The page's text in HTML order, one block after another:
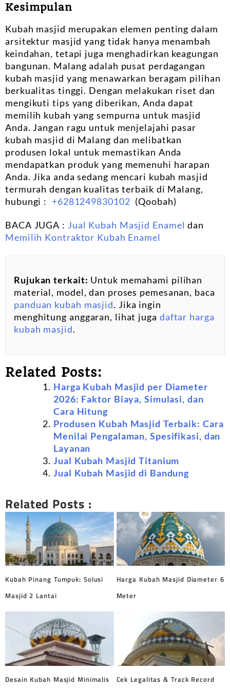
Kesimpulan
Kubah masjid merupakan elemen penting dalam
arsitektur masjid yang tidak hanya menambah
keindahan, tetapi juga menghadirkan keagungan
bangunan. Malang adalah pusat perdagangan
kubah masjid yang menawarkan beragam pilihan
berkualitas tinggi. Dengan melakukan riset dan
mengikuti tips yang diberikan, Anda dapat
memilih kubah yang sempurna untuk masjid
Anda. Jangan ragu untuk menjelajahi pasar
kubah masjid di Malang dan melibatkan
produsen lokal untuk memastikan Anda
mendapatkan produk yang memenuhi harapan
Anda. Jika anda sedang mencari kubah masjid
termurah dengan kualitas terbaik di Malang,
hubungi : +6281249830102 (Qoobah)
BACA JUGA : Jual Kubah Masjid Enamel dan
Memilih Kontraktor Kubah Enamel
Rujukan terkait: Untuk memahami pilihan
material, model, dan proses pemesanan, baca
panduan kubah masjid. Jika ingin
menghitung anggaran, lihat juga daftar harga
kubah masjid.
Related Posts:
Harga Kubah Masjid per Diameter
2026: Faktor Biaya, Simulasi, dan
Cara Hitung
Produsen Kubah Masjid Terbaik: Cara
Menilai Pengalaman, Spesifikasi, dan
Layanan
Jual Kubah Masjid Titanium
Jual Kubah Masjid di Bandung
Related Posts :
Kubah Pinang Tumpuk: Solusi
Masjid 2 Lantai
Harga Kubah Masjid Diameter 6
Meter
Desain Kubah Masjid Minimalis
Cek Legalitas & Track Record